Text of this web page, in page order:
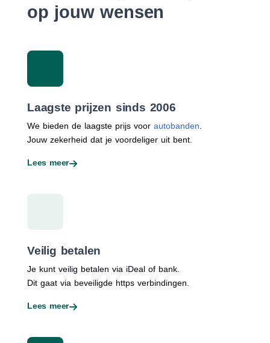
op jouw wensen
Laagste prijzen sinds 2006
We bieden de laagste prijs voor autobanden
Jouw zekerheid dat je voordeliger uit bent.
Lees meer
Veilig betalen
Je kunt veilig betalen via iDeal of bank.
Dit gaat via beveiligde https verbindingen.
Lees meer